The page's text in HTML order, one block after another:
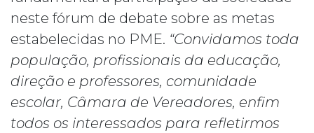
neste fórum de debate sobre as metas
estabelecidas no PME. “Convidamos toda
população, profissionais da educação,
direção e professores, comunidade
escolar, Câmara de Vereadores, enfim
todos os interessados para refletirmos